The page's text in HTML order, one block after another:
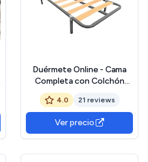
Duérmete Online - Cama
Completa con Colchón
Marko Reversible + Somier
de Láminas Basic con 4
Patas Abrazadera, 90 x 190
4.0 21 reviews
Ver precio